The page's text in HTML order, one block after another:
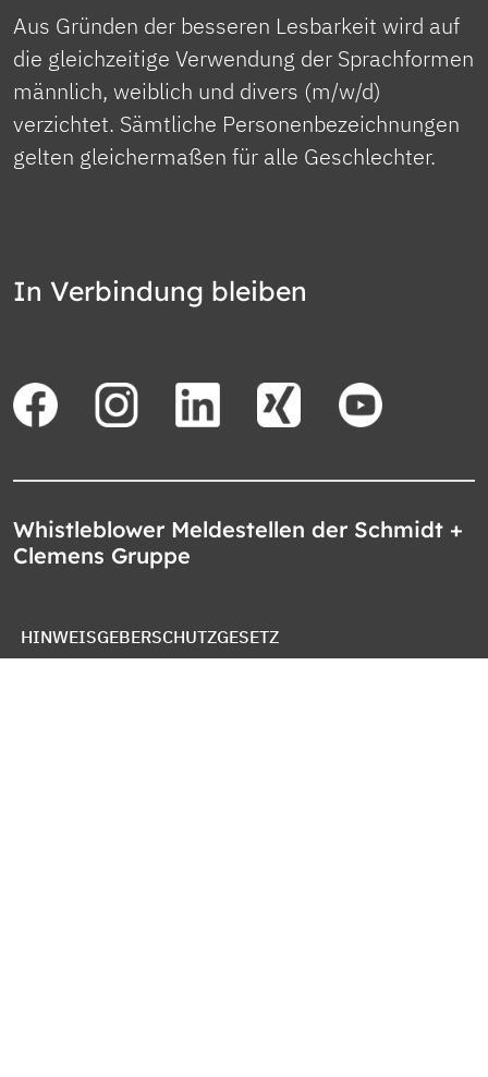
Aus Gründen der besseren Lesbarkeit wird auf
die gleichzeitige Verwendung der Sprachformen
männlich, weiblich und divers (m/w/d)
verzichtet. Sämtliche Personenbezeichnungen
gelten gleichermaßen für alle Geschlechter.
In Verbindung bleiben
Whistleblower Meldestellen der Schmidt +
Clemens Gruppe
HINWEISGEBERSCHUTZGESETZ